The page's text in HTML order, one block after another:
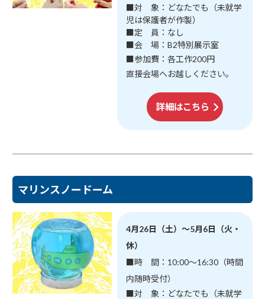
■対 象：どなたでも（未就学
児は保護者が作製）
■定 員：なし
■会 場：B2特別展示室
■参加費：各工作200円
直接会場へお越しください。
詳細はこちら
マリンスノードーム
4月26日（土）～5月6日（火・
休）
■時 間：10:00～16:30（時間
内随時受付）
■対 象：どなたでも（未就学